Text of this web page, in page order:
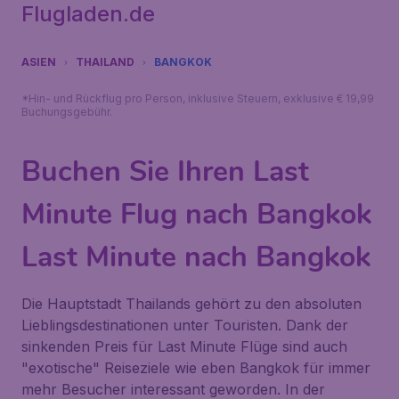
Flugladen.de
ASIEN THAILAND BANGKOK
*Hin- und Rückflug pro Person, inklusive Steuern, exklusive € 19,99
Buchungsgebühr.
Buchen Sie Ihren Last
Minute Flug nach Bangkok
Last Minute nach Bangkok
Die Hauptstadt Thailands gehört zu den absoluten
Lieblingsdestinationen unter Touristen. Dank der
sinkenden Preis für Last Minute Flüge sind auch
"exotische" Reiseziele wie eben Bangkok für immer
mehr Besucher interessant geworden. In der